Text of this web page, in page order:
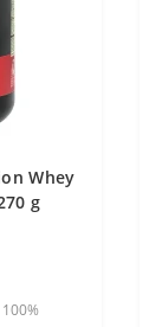
Whey
g